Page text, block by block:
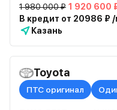
1 980 000 ₽ 1 920 600
В кредит от 20986 ₽
Казань
Toyota
ПТС оригинал